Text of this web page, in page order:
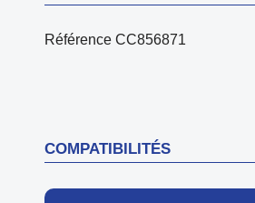
Référence CC856871
COMPATIBILITÉS